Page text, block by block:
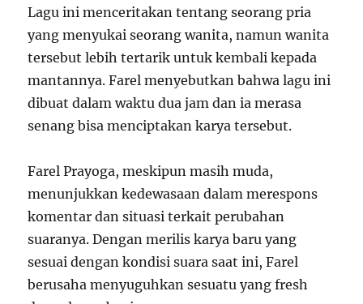
Lagu ini menceritakan tentang seorang pria
yang menyukai seorang wanita, namun wanita
tersebut lebih tertarik untuk kembali kepada
mantannya. Farel menyebutkan bahwa lagu ini
dibuat dalam waktu dua jam dan ia merasa
senang bisa menciptakan karya tersebut.
Farel Prayoga, meskipun masih muda,
menunjukkan kedewasaan dalam merespons
komentar dan situasi terkait perubahan
suaranya. Dengan merilis karya baru yang
sesuai dengan kondisi suara saat ini, Farel
berusaha menyuguhkan sesuatu yang fresh